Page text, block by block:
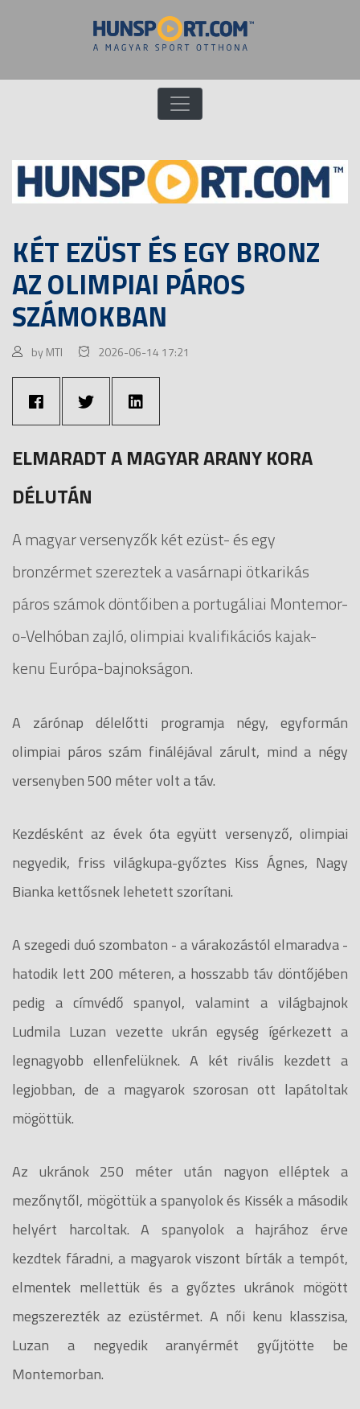
KÉT EZÜST ÉS EGY BRONZ
AZ OLIMPIAI PÁROS
SZÁMOKBAN
by MTI 2026-06-14 17:21
ELMARADT A MAGYAR ARANY KORA
DÉLUTÁN
A magyar versenyzők két ezüst- és egy
bronzérmet szereztek a vasárnapi ötkarikás
páros számok döntőiben a portugáliai Montemor-
o-Velhóban zajló, olimpiai kvalifikációs kajak-
kenu Európa-bajnokságon.
A zárónap délelőtti programja négy, egyformán
olimpiai páros szám fináléjával zárult, mind a négy
versenyben 500 méter volt a táv.
Kezdésként az évek óta együtt versenyző, olimpiai
negyedik, friss világkupa-győztes Kiss Ágnes, Nagy
Bianka kettősnek lehetett szorítani.
A szegedi duó szombaton - a várakozástól elmaradva -
hatodik lett 200 méteren, a hosszabb táv döntőjében
pedig a címvédő spanyol, valamint a világbajnok
Ludmila Luzan vezette ukrán egység ígérkezett a
legnagyobb ellenfelüknek. A két rivális kezdett a
legjobban, de a magyarok szorosan ott lapátoltak
mögöttük.
Az ukránok 250 méter után nagyon elléptek a
mezőnytől, mögöttük a spanyolok és Kissék a második
helyért harcoltak. A spanyolok a hajrához érve
kezdtek fáradni, a magyarok viszont bírták a tempót,
elmentek mellettük és a győztes ukránok mögött
megszerezték az ezüstérmet. A női kenu klasszisa,
Luzan a negyedik aranyérmét gyűjtötte be
Montemorban.